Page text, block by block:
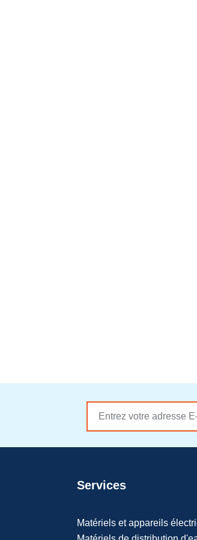
Services
Matériels et appareils